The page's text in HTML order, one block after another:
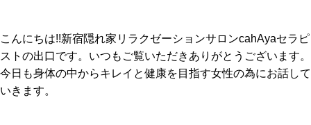
こんにちは!!新宿隠れ家リラクゼーションサロンcahAyaセラピ
ストの出口です。いつもご覧いただきありがとうございます。
今日も身体の中からキレイと健康を目指す女性の為にお話して
いきます。